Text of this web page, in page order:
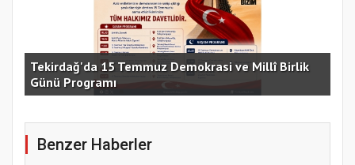
Tekirdağ'da 15 Temmuz Demokrasi ve Millî Birlik
Günü Programı
Benzer Haberler